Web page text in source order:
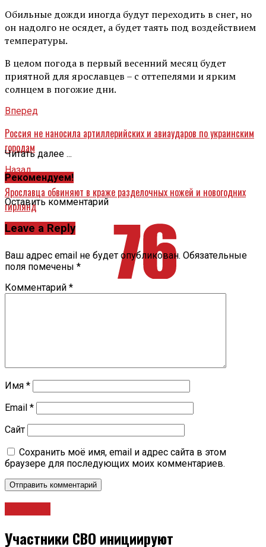
Обильные дожди иногда будут переходить в снег, но
он надолго не осядет, а будет таять под воздействием
температуры.
В целом погода в первый весенний месяц будет
приятной для ярославцев – с оттепелями и ярким
солнцем в погожие дни.
Вперед
Россия не наносила артиллерийских и авиаударов по украинским
городам
Назад
Ярославца обвиняют в краже разделочных ножей и новогодних
гирлянд
Читать далее ...
Рекомендуем!
Оставить комментарий
Leave a Reply
Ваш адрес email не будет опубликован. Обязательные
поля помечены *
Комментарий *
Имя *
Email *
Сайт
Сохранить моё имя, email и адрес сайта в этом
браузере для последующих моих комментариев.
Участники СВО инициируют